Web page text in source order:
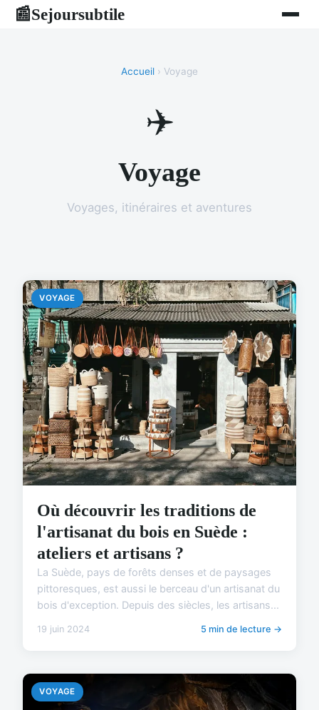
📰Sejoursubtile
Accueil › Voyage
✈️
Voyage
Voyages, itinéraires et aventures
VOYAGE
Où découvrir les traditions de
l'artisanat du bois en Suède :
ateliers et artisans ?
La Suède, pays de forêts denses et de paysages
pittoresques, est aussi le berceau d'un artisanat du
bois d'exception. Depuis des siècles, les artisans...
19 juin 2024 5 min de lecture →
VOYAGE